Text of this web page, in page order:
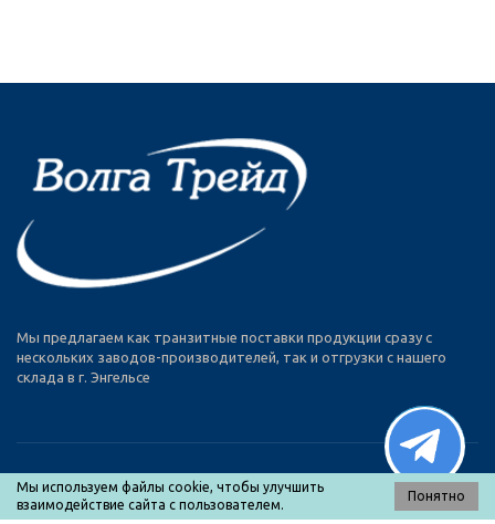
Мы предлагаем как транзитные поставки продукции сразу с
нескольких заводов-производителей, так и отгрузки с нашего
склада в г. Энгельсе
МЕНЮ
Мы используем файлы cookie, чтобы улучшить
взаимодействие сайта с пользователем.
Понятно